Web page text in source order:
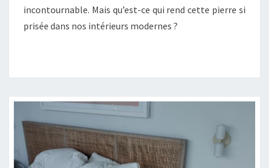
incontournable. Mais qu’est-ce qui rend cette pierre si
prisée dans nos intérieurs modernes ?